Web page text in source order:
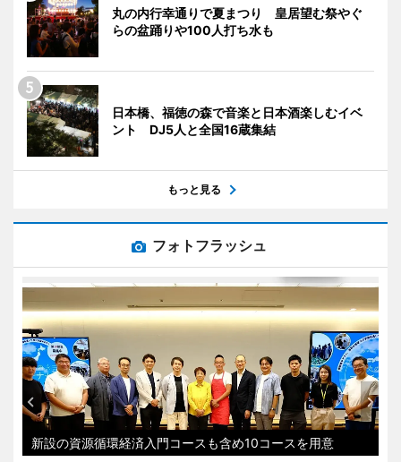
丸の内行幸通りで夏まつり 皇居望む祭やぐ
らの盆踊りや100人打ち水も
日本橋、福徳の森で音楽と日本酒楽しむイベ
ント DJ5人と全国16蔵集結
もっと見る
フォトフラッシュ
新設の資源循環経済入門コースも含め10コースを用意